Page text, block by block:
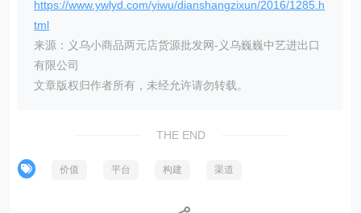
https://www.ywlyd.com/yiwu/dianshangzixun/2016/1285.h
tml
来源：义乌小商品两元店货源批发网-义乌巍巍中艺进出口
有限公司
文章版权归作者所有，未经允许请勿转载。
THE END
价值 平台 构建 渠道